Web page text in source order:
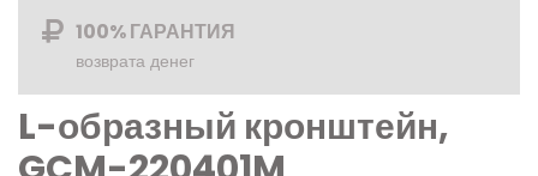
100% ГАРАНТИЯ
возврата денег
L-образный кронштейн,